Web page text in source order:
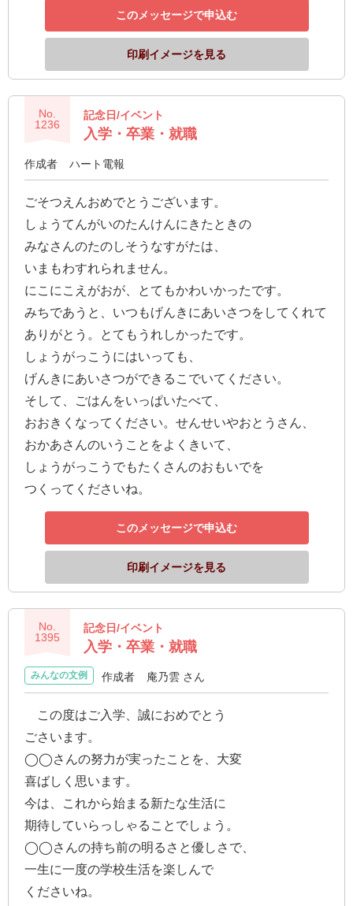
み
な
例
結
婚
式
に
贈
る
電
報-
Tips
集
お
悔
や
る
報-
Tips
集
法
人
会
員
向
け
サ
ー
ビ
このメッセージで申込む
印刷イメージを見る
No.
1236
記念日/イベント
入学・卒業・就職
作成者 ハート電報
ごそつえんおめでとうございます。
しょうてんがいのたんけんにきたときの
みなさんのたのしそうなすがたは、
いまもわすれられません。
にこにこえがおが、とてもかわいかったです。
みちであうと、いつもげんきにあいさつをしてくれて
ありがとう。とてもうれしかったです。
しょうがっこうにはいっても、
げんきにあいさつができるこでいてください。
そして、ごはんをいっぱいたべて、
おおきくなってください。せんせいやおとうさん、
おかあさんのいうことをよくきいて、
しょうがっこうでもたくさんのおもいでを
つくってくださいね。
このメッセージで申込む
印刷イメージを見る
No.
1395
記念日/イベント
入学・卒業・就職
みんなの文例 作成者 庵乃雲 さん
この度はご入学、誠におめでとう
ごさいます。
◯◯さんの努力が実ったことを、大変
喜ばしく思います。
今は、これから始まる新たな生活に
期待していらっしゃることでしょう。
◯◯さんの持ち前の明るさと優しさで、
一生に一度の学校生活を楽しんで
くださいね。